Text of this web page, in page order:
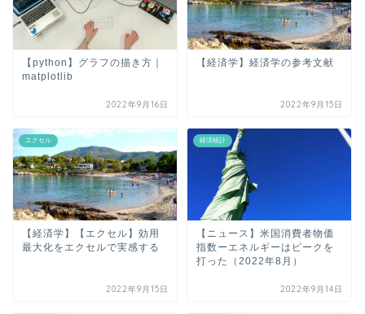
【python】グラフの描き方｜
matplotlib
2022年9月16日
【経済学】経済学の参考文献
2022年9月15日
エクセル
【経済学】【エクセル】効用
最大化をエクセルで実感する
2022年9月15日
経済統計
【ニュース】米国消費者物価
指数ーエネルギーはピークを
打った（2022年8月）
2022年9月14日